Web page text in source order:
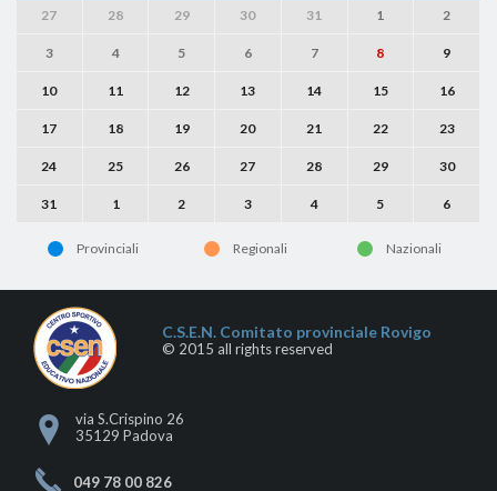
27 28 29 30 31 1 2
3 4 5 6 7 8 9
10 11 12 13 14 15 16
17 18 19 20 21 22 23
24 25 26 27 28 29 30
31 1 2 3 4 5 6
Provinciali Regionali Nazionali
C.S.E.N. Comitato provinciale Rovigo
© 2015 all rights reserved
via S.Crispino 26
35129 Padova
049 78 00 826